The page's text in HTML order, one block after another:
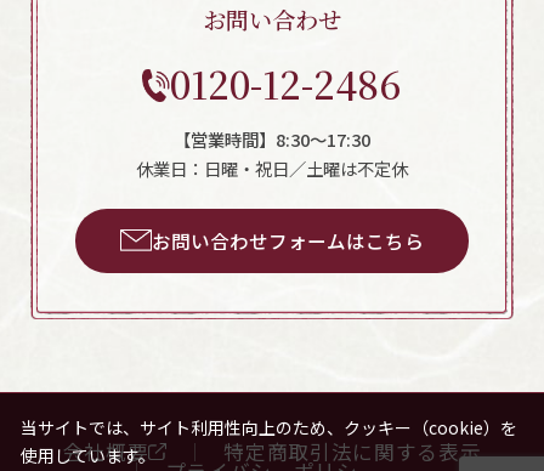
お問い合わせ
0120-12-2486
【営業時間】8:30～17:30
休業日：日曜・祝日／土曜は不定休
お問い合わせフォームはこちら
会社概要 特定商取引法に関する表示
当サイトでは、サイト利用性向上のため、クッキー（cookie）を
使用しています。